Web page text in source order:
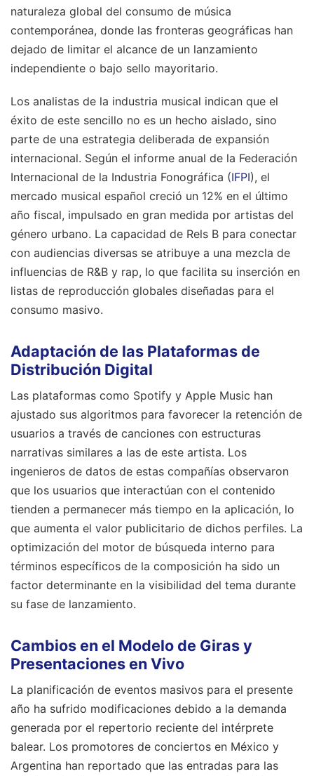
naturaleza global del consumo de música
contemporánea, donde las fronteras geográficas han
dejado de limitar el alcance de un lanzamiento
independiente o bajo sello mayoritario.
Los analistas de la industria musical indican que el
éxito de este sencillo no es un hecho aislado, sino
parte de una estrategia deliberada de expansión
internacional. Según el informe anual de la Federación
Internacional de la Industria Fonográfica (IFPI), el
mercado musical español creció un 12% en el último
año fiscal, impulsado en gran medida por artistas del
género urbano. La capacidad de Rels B para conectar
con audiencias diversas se atribuye a una mezcla de
influencias de R&B y rap, lo que facilita su inserción en
listas de reproducción globales diseñadas para el
consumo masivo.
Adaptación de las Plataformas de
Distribución Digital
Las plataformas como Spotify y Apple Music han
ajustado sus algoritmos para favorecer la retención de
usuarios a través de canciones con estructuras
narrativas similares a las de este artista. Los
ingenieros de datos de estas compañías observaron
que los usuarios que interactúan con el contenido
tienden a permanecer más tiempo en la aplicación, lo
que aumenta el valor publicitario de dichos perfiles. La
optimización del motor de búsqueda interno para
términos específicos de la composición ha sido un
factor determinante en la visibilidad del tema durante
su fase de lanzamiento.
Cambios en el Modelo de Giras y
Presentaciones en Vivo
La planificación de eventos masivos para el presente
año ha sufrido modificaciones debido a la demanda
generada por el repertorio reciente del intérprete
balear. Los promotores de conciertos en México y
Argentina han reportado que las entradas para las